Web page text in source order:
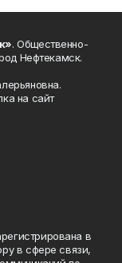
. Общественно-
Нефтекамск.
на сайт
в
в сфере связи,